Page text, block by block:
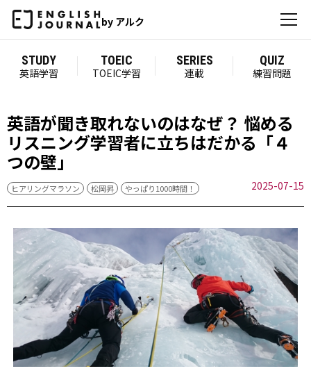
by アルク
STUDY
英語学習
TOEIC
TOEIC学習
SERIES
連載
QUIZ
練習問題
英語が聞き取れないのはなぜ？ 悩める
リスニング学習者に立ちはだかる「４
つの壁」
ヒアリングマラソン 松岡昇 やっぱり1000時間！ 2025-07-15